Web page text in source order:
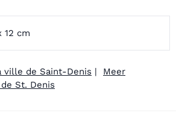
12 cm
ville de Saint-Denis | Meer
St. Denis